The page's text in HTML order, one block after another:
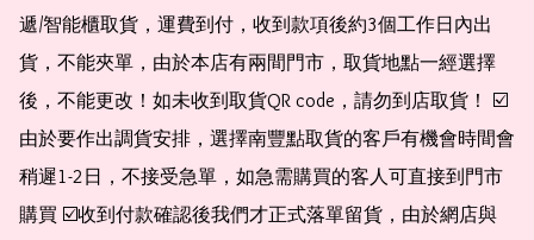
遞/智能櫃取貨，運費到付，收到款項後約3個工作日內出
貨，不能夾單，由於本店有兩間門市，取貨地點一經選擇
後，不能更改！如未收到取貨QR code，請勿到店取貨！ ☑️
由於要作出調貨安排，選擇南豐點取貨的客戶有機會時間會
稍遲1-2日，不接受急單，如急需購買的客人可直接到門市
購買 ☑️收到付款確認後我們才正式落單留貨，由於網店與